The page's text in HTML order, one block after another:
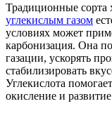
Традиционные сорта
углекислым газом
условиях может
карбонизация. Она
газации, ускорять
стабилизировать
Углекислота
окисление и